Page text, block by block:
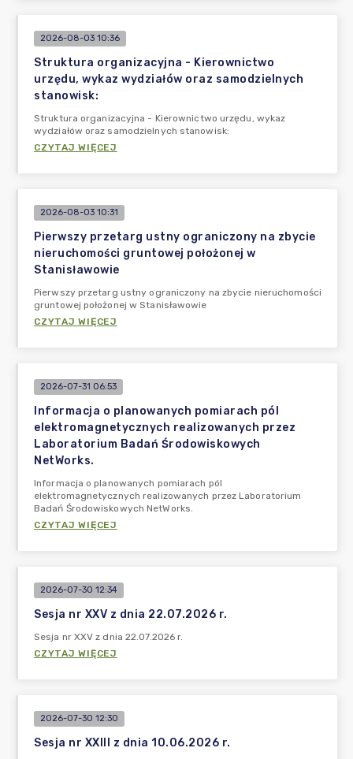
2026-08-03 10:36
Struktura organizacyjna - Kierownictwo
urzędu, wykaz wydziałów oraz samodzielnych
stanowisk:
Struktura organizacyjna - Kierownictwo urzędu, wykaz
wydziałów oraz samodzielnych stanowisk:
CZYTAJ WIĘCEJ
2026-08-03 10:31
Pierwszy przetarg ustny ograniczony na zbycie
nieruchomości gruntowej położonej w
Stanisławowie
Pierwszy przetarg ustny ograniczony na zbycie nieruchomości
gruntowej położonej w Stanisławowie
CZYTAJ WIĘCEJ
2026-07-31 06:53
Informacja o planowanych pomiarach pól
elektromagnetycznych realizowanych przez
Laboratorium Badań Środowiskowych
NetWorks.
Informacja o planowanych pomiarach pól
elektromagnetycznych realizowanych przez Laboratorium
Badań Środowiskowych NetWorks.
CZYTAJ WIĘCEJ
2026-07-30 12:34
Sesja nr XXV z dnia 22.07.2026 r.
Sesja nr XXV z dnia 22.07.2026 r.
CZYTAJ WIĘCEJ
2026-07-30 12:30
Sesja nr XXIII z dnia 10.06.2026 r.